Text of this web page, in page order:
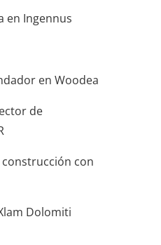
en Ingennus
en Woodea
de
construcción con
Dolomiti